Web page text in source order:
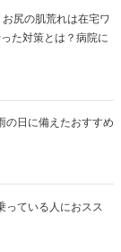
尻の肌荒れは在宅ワ
た対策とは？病院に
の日に備えたおすすめ
ている人におスス